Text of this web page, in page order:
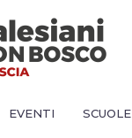
EVENTI SCUOLE